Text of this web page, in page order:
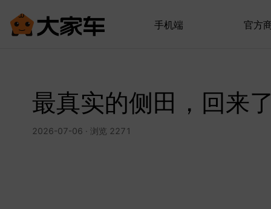
手机端 官方
最真实的侧田，回来
2026-07-06 · 浏览 2271